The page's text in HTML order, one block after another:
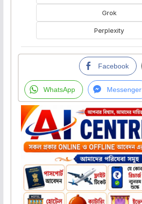
Grok
Perplexity
Facebook
WhatsApp Messenger